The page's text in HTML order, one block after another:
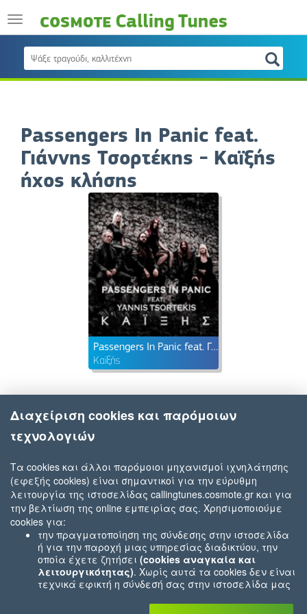
Passengers In Panic feat.
Γιάννης Τσορτέκης - Καϊξής
ήχος κλήσης
Passengers In Panic feat. Γιάννης Τσορτέκης
Καϊξής
Διαχείριση cookies και παρόμοιων
τεχνολογιών
Τα cookies και άλλοι παρόμοιοι μηχανισμοί ιχνηλάτησης
(εφεξής cookies) είναι σημαντικοί για την εύρυθμη
λειτουργία της ιστοσελίδας callingtunes.cosmote.gr και για
την βελτίωση της online εμπειρίας σας. Χρησιμοποιούμε
cookies για:
την πραγματοποίηση της σύνδεσης στην ιστοσελίδα
ή για την παροχή μιας υπηρεσίας διαδικτύου, την
οποία έχετε ζητήσει (cookies αναγκαία και
λειτουργικότητας). Χωρίς αυτά τα cookies δεν είναι
τεχνικά εφικτή η σύνδεσή σας στην ιστοσελίδα μας
που εσείς μας ζητήσατε (π.χ.cookies που αφορούν